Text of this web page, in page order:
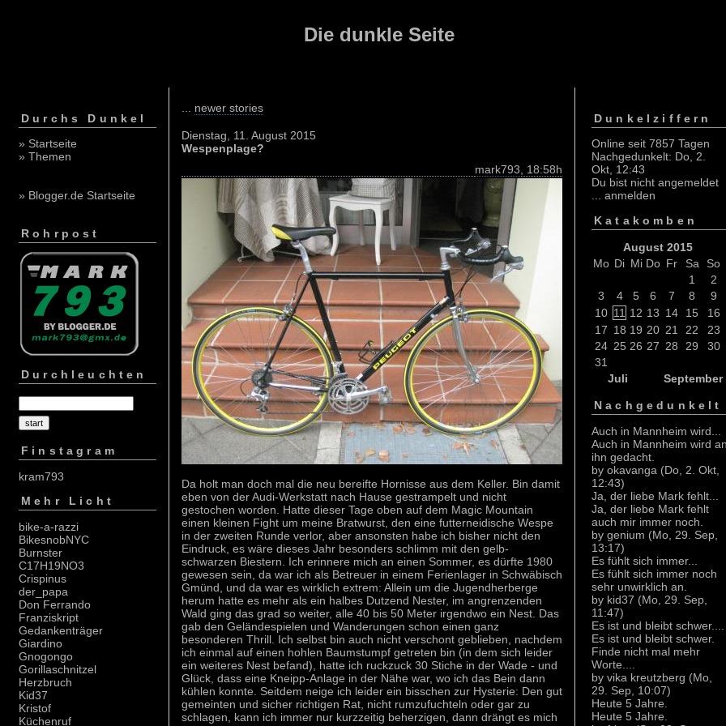
Die dunkle Seite
Durchs Dunkel
» Startseite
» Themen
» Blogger.de Startseite
Rohrpost
Durchleuchten
Finstagram
kram793
Mehr Licht
bike-a-razzi
BikesnobNYC
Burnster
C17H19NO3
Crispinus
der_papa
Don Ferrando
Franziskript
Gedankenträger
Giardino
Gnogongo
Gorillaschnitzel
Herzbruch
Kid37
Kristof
Küchenruf
newer stories
Dienstag, 11. August 2015
Wespenplage?
mark793 , 18:58h
Da holt man doch mal die neu bereifte Hornisse aus dem Keller. Bin damit
eben von der Audi-Werkstatt nach Hause gestrampelt und nicht
gestochen worden. Hatte dieser Tage oben auf dem Magic Mountain
einen kleinen Fight um meine Bratwurst, den eine futterneidische Wespe
in der zweiten Runde verlor, aber ansonsten habe ich bisher nicht den
Eindruck, es wäre dieses Jahr besonders schlimm mit den gelb-
schwarzen Biestern. Ich erinnere mich an einen Sommer, es dürfte 1980
gewesen sein, da war ich als Betreuer in einem Ferienlager in Schwäbisch
Gmünd, und da war es wirklich extrem: Allein um die Jugendherberge
herum hatte es mehr als ein halbes Dutzend Nester, im angrenzenden
Wald ging das grad so weiter, alle 40 bis 50 Meter irgendwo ein Nest. Das
gab den Geländespielen und Wanderungen schon einen ganz
besonderen Thrill. Ich selbst bin auch nicht verschont geblieben, nachdem
ich einmal auf einen hohlen Baumstumpf getreten bin (in dem sich leider
ein weiteres Nest befand), hatte ich ruckzuck 30 Stiche in der Wade - und
Glück, dass eine Kneipp-Anlage in der Nähe war, wo ich das Bein dann
kühlen konnte. Seitdem neige ich leider ein bisschen zur Hysterie: Den gut
gemeinten und sicher richtigen Rat, nicht rumzufuchteln oder gar zu
schlagen, kann ich immer nur kurzzeitig beherzigen, dann drängt es mich
Dunkelziffern
Online seit 7857 Tagen
Nachgedunkelt: Do, 2.
Okt, 12:43
Du bist nicht angemeldet
... anmelden
Katakomben
August 2015
Mo Di Mi Do Fr Sa
So
1
2
3
4 5 6 7 8
9
10 11 12 13 14 15
16
17 18 19 20 21 22
23
24 25 26 27 28 29
30
31
Juli
September
Nachgedunkelt
Auch in Mannheim wird...
Auch in Mannheim wird
ihn gedacht.
by okavanga (Do, 2. Okt,
12:43)
Ja, der liebe Mark fehlt...
Ja, der liebe Mark fehlt
auch mir immer noch.
by genium (Mo, 29. Sep,
13:17)
Es fühlt sich immer...
Es fühlt sich immer noch
sehr unwirklich an.
by kid37 (Mo, 29. Sep,
11:47)
Es ist und bleibt schwer....
Es ist und bleibt schwer.
Finde nicht mal mehr
Worte....
by vika kreutzberg (Mo,
29. Sep, 10:07)
Heute 5 Jahre.
Heute 5 Jahre.